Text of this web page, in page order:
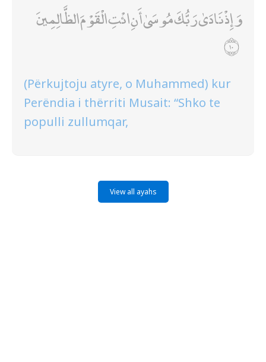
وَإِذْ نَادَىٰ رَبُّكَ مُوسَىٰ أَنِ ائْتِ الْقَوْمَ الظَّالِمِينَ
(Përkujtoju atyre, o Muhammed) kur
Perëndia i thërriti Musait: “Shko te
populli zullumqar,
View all ayahs